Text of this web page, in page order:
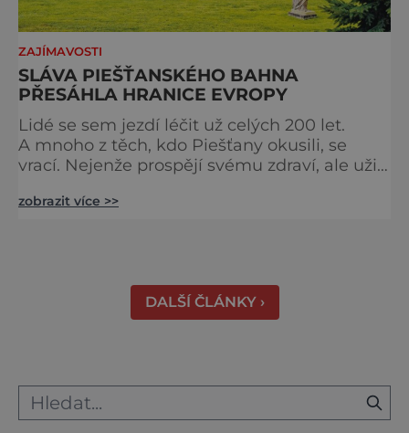
ZAJÍMAVOSTI
SLÁVA PIEŠŤANSKÉHO BAHNA
PŘESÁHLA HRANICE EVROPY
Lidé se sem jezdí léčit už celých 200 let.
A mnoho z těch, kdo Piešťany okusili, se
vrací. Nejenže prospějí svému zdraví, ale užijí
řekne slovenské lázně, Piešťany bývají první
zobrazit více >>
DALŠÍ ČLÁNKY ›